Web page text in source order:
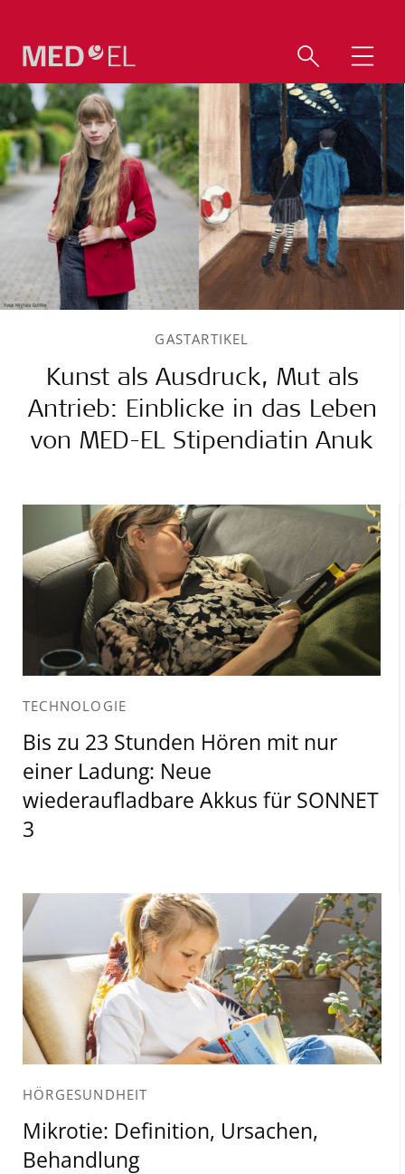
GASTARTIKEL
Kunst als Ausdruck, Mut als
Antrieb: Einblicke in das Leben
von MED-EL Stipendiatin Anuk
TECHNOLOGIE
Bis zu 23 Stunden Hören mit nur
einer Ladung: Neue
wiederaufladbare Akkus für SONNET
3
HÖRGESUNDHEIT
Mikrotie: Definition, Ursachen,
Behandlung